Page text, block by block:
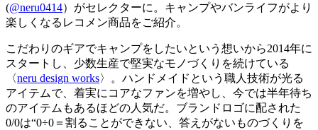
(@neru0414）がセレクターに。キャンプやバンライフがより
楽しくなるレコメン商品をご紹介。
こだわりのギアでキャンプをしたいという想いから2014年に
スタートし、少数生産で堅実なモノづくりを続けている
〈neru design works〉。ハンドメイドという職人技術が光る
アイテムで、着実にコアなファンを増やし、今では半年待ち
のアイテムもあるほどの人気だ。ブランドロゴに配された
0/0は“0÷0＝割ることができない、答えがないものづくりを